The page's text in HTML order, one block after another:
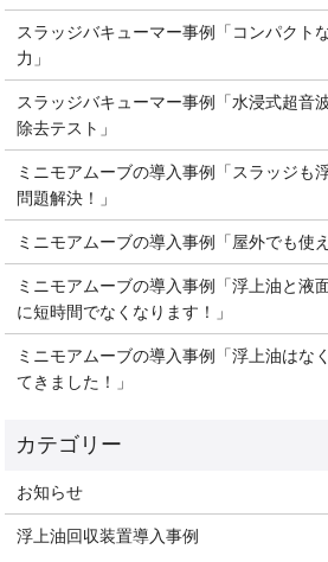
スラッジバキューマー事例「コンパクト
力」
スラッジバキューマー事例「水浸式超音
除去テスト」
ミニモアムーブの導入事例「スラッジも
問題解決！」
ミニモアムーブの導入事例「屋外でも使
ミニモアムーブの導入事例「浮上油と液
に短時間でなくなります！」
ミニモアムーブの導入事例「浮上油はな
てきました！」
お知らせ
浮上油回収装置導入事例